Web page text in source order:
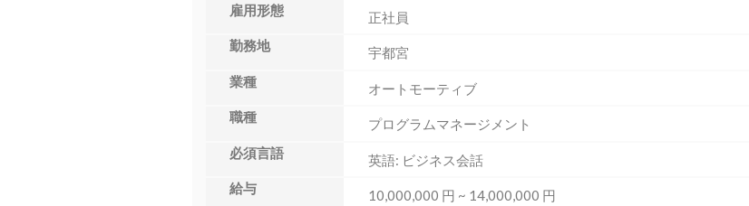
雇用形態
正社員
勤務地
宇都宮
業種
オートモーティブ
職種
プログラムマネージメント
必須言語
英語: ビジネス会話
給与
10,000,000 円 ~ 14,000,000 円